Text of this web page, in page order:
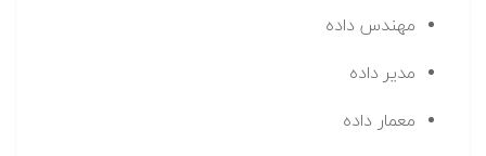
مهندس داده
مدیر داده
معمار داده